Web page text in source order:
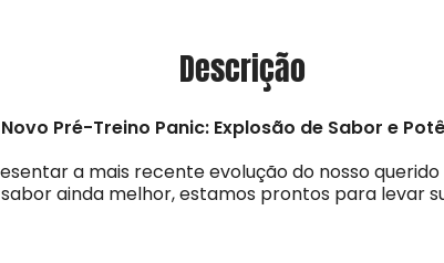
Descrição
Novo Pré-Treino Panic: Explosão de Sabor e
a mais recente evolução do nosso
ainda melhor, estamos prontos para levar